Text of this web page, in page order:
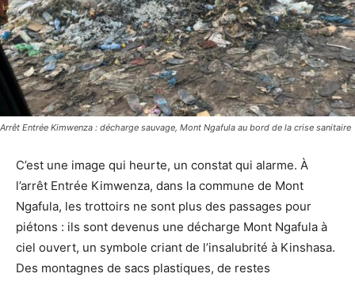
Arrêt Entrée Kimwenza : décharge sauvage, Mont Ngafula au bord de la crise sanitaire
C’est une image qui heurte, un constat qui alarme. À
l’arrêt Entrée Kimwenza, dans la commune de Mont
Ngafula, les trottoirs ne sont plus des passages pour
piétons : ils sont devenus une décharge Mont Ngafula à
ciel ouvert, un symbole criant de l’insalubrité à Kinshasa.
Des montagnes de sacs plastiques, de restes